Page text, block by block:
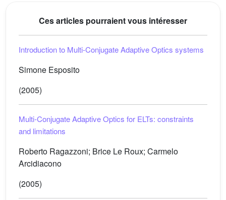
Ces articles pourraient vous intéresser
Introduction to Multi-Conjugate Adaptive Optics systems
Simone Esposito
(2005)
Multi-Conjugate Adaptive Optics for ELTs: constraints
and limitations
Roberto Ragazzoni; Brice Le Roux; Carmelo
Arcidiacono
(2005)